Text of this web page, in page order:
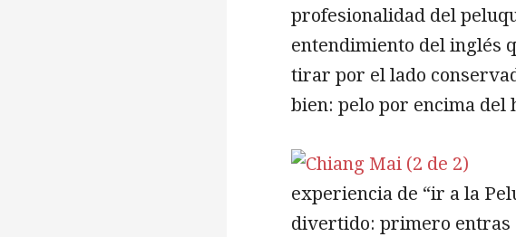
profesionalidad del
entendimiento del inglés
tirar por el lado
bien: pelo por encima del
experiencia de “ir a la
divertido: primero entras